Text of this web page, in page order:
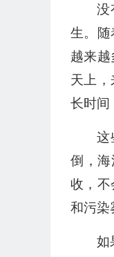
没
生。随
越来
天上
长时间
这
倒，
收，不
和污染
如